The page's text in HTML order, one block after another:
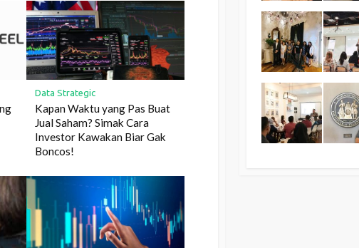
Data Strategic
Kapan Waktu yang Pas Buat
Jual Saham? Simak Cara
Investor Kawakan Biar Gak
Boncos!